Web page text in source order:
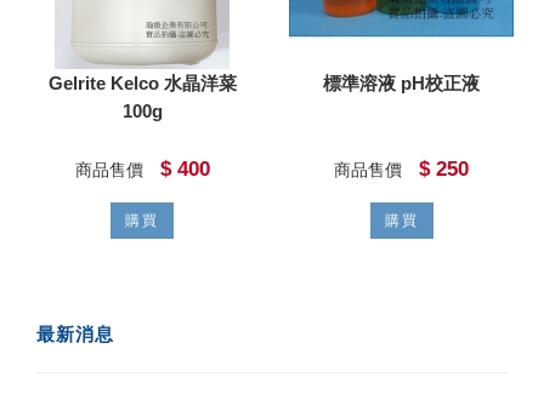
Gelrite Kelco 水晶洋菜
100g
商品售價 $ 400
購買
標準溶液 pH校正液
商品售價 $ 250
購買
最新消息